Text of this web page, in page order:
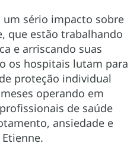
sério impacto sobre
que estão trabalhando
e arriscando suas
os hospitais lutam para
proteção individual
operando em
de saúde
ansiedade e